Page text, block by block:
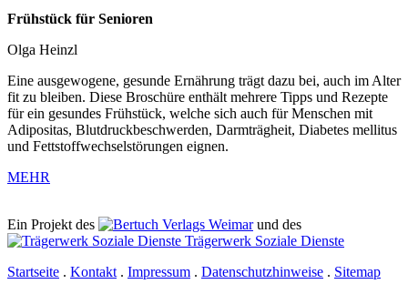
Frühstück für Senioren
Olga Heinzl
Eine ausgewogene, gesunde Ernährung trägt dazu bei, auch im Alter
fit zu bleiben. Diese Broschüre enthält mehrere Tipps und Rezepte
für ein gesundes Frühstück, welche sich auch für Menschen mit
Adipositas, Blutdruckbeschwerden, Darmträgheit, Diabetes mellitus
und Fettstoffwechselstörungen eignen.
MEHR
Ein Projekt des Verlags Weimarund des
Trägerwerk Soziale Dienste
Startseite . Kontakt . Impressum . Datenschutzhinweise . Sitemap